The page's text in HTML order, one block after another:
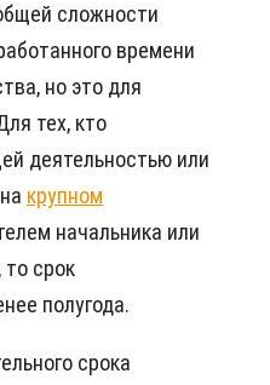
сложности
времени
но это для
тех, кто
деятельностью или
крупном
начальника или
срок
полугода.
срока